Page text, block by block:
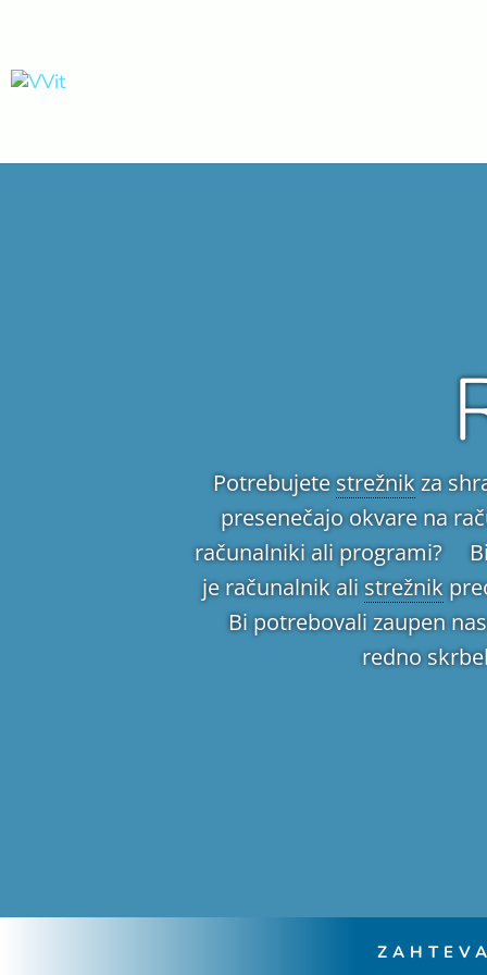
Potrebujetestrežnik za
presenečajo okvare na
računalniki ali programi?
je računalnik alistrežnik
Bi potrebovali zaupen
redno